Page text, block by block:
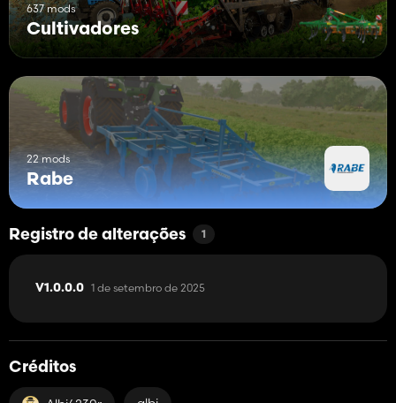
637 mods
Cultivadores
22 mods
Rabe
Registro de alterações 1
V1.0.0.0 1 de setembro de 2025
Créditos